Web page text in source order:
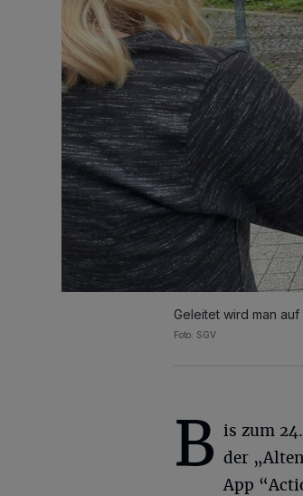
Geleitet wird man
Foto: SGV
B is zum
der
App